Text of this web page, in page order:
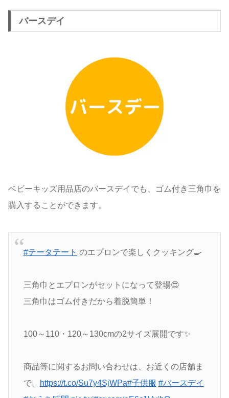
バースデイ
ベビーキッズ用品店のバースデイでも、ゴム付き三角巾を
購入することができます。
#テータテート のエプロンで楽しくクッキング🍳
三角巾とエプロンがセットになって登場😍
三角巾はゴム付きだから着脱簡単！
100～110・120～130cmの2サイズ展開です✨
商品等に関するお問い合わせは、お近くの店舗ま
で。
https://t.co/Su7y4SjWPa#子供服 #バースデイ